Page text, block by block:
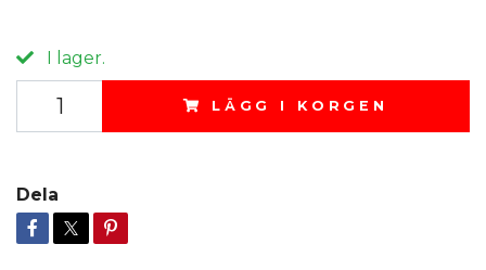
I lager.
LÄGG I KORGEN
Dela